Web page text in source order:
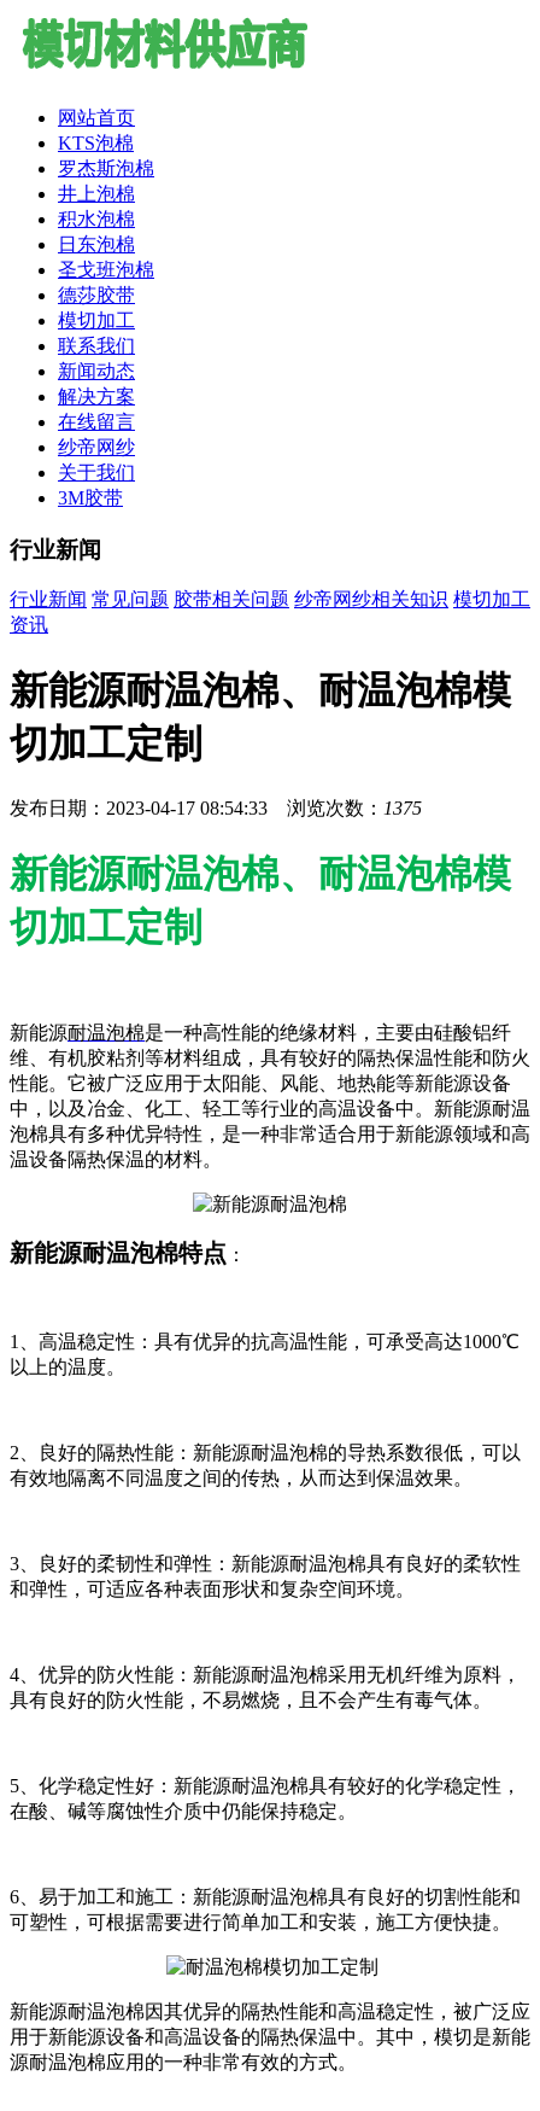
网站首页
KTS泡棉
罗杰斯泡棉
井上泡棉
积水泡棉
日东泡棉
圣戈班泡棉
德莎胶带
模切加工
联系我们
新闻动态
解决方案
在线留言
纱帝网纱
关于我们
3M胶带
行业新闻
行业新闻 常见问题 胶带相关问题 纱帝网纱相关知识 模切加工
资讯
新能源耐温泡棉、耐温泡棉模
切加工定制
发布日期：2023-04-17 08:54:33 浏览次数： 1375
新能源耐温泡棉、耐温泡棉模
切加工定制
新能源耐温泡棉是一种高性能的绝缘材料，主要由硅酸铝纤
维、有机胶粘剂等材料组成，具有较好的隔热保温性能和防火
性能。它被广泛应用于太阳能、风能、地热能等新能源设备
中，以及冶金、化工、轻工等行业的高温设备中。新能源耐温
泡棉具有多种优异特性，是一种非常适合用于新能源领域和高
温设备隔热保温的材料。
新能源耐温泡棉特点 ：
1、高温稳定性：具有优异的抗高温性能，可承受高达1000℃
以上的温度。
2、良好的隔热性能：新能源耐温泡棉的导热系数很低，可以
有效地隔离不同温度之间的传热，从而达到保温效果。
3、良好的柔韧性和弹性：新能源耐温泡棉具有良好的柔软性
和弹性，可适应各种表面形状和复杂空间环境。
4、优异的防火性能：新能源耐温泡棉采用无机纤维为原料，
具有良好的防火性能，不易燃烧，且不会产生有毒气体。
5、化学稳定性好：新能源耐温泡棉具有较好的化学稳定性，
在酸、碱等腐蚀性介质中仍能保持稳定。
6、易于加工和施工：新能源耐温泡棉具有良好的切割性能和
可塑性，可根据需要进行简单加工和安装，施工方便快捷。
新能源耐温泡棉因其优异的隔热性能和高温稳定性，被广泛应
用于新能源设备和高温设备的隔热保温中。其中，模切是新能
源耐温泡棉应用的一种非常有效的方式。